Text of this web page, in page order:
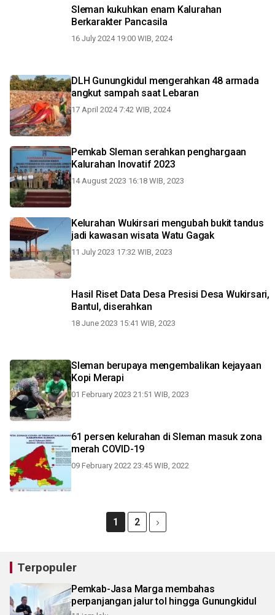
Sleman kukuhkan enam Kalurahan
Berkarakter Pancasila
16 July 2024 19:00 WIB, 2024
DLH Gunungkidul mengerahkan 48 armada
angkut sampah saat Lebaran
17 April 2024 7:42 WIB, 2024
Pemkab Sleman serahkan penghargaan
Kalurahan Inovatif 2023
14 August 2023 16:18 WIB, 2023
Kelurahan Wukirsari mengubah bukit tandus
jadi kawasan wisata Watu Gagak
11 July 2023 17:32 WIB, 2023
Hasil Riset Data Desa Presisi Desa Wukirsari,
Bantul, diserahkan
18 June 2023 15:41 WIB, 2023
Sleman berupaya mengembalikan kejayaan
Kopi Merapi
01 February 2023 21:51 WIB, 2023
61 persen kelurahan di Sleman masuk zona
merah COVID-19
09 February 2022 23:45 WIB, 2022
1 2
Terpopuler
Pemkab-Jasa Marga membahas
perpanjangan jalur tol hingga Gunungkidul